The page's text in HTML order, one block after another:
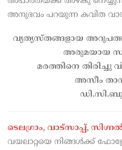
അനുഭവം പറയുന്ന കവിത
വ്യത്യസ്തങ്ങളായ
അരുമയായ
മരത്തിനെ തിരിച്ചു
അസീം
ടെലഗ്രാം, വാട്സാപ്പ്,
വയലാറ്റയെ നിങ്ങള്‍ക്ക്